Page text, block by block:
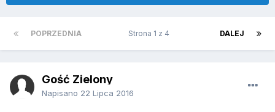
POPRZEDNIA DALEJ
Strona 1 z 4
Gość Zielony
Napisano 22 Lipca 2016